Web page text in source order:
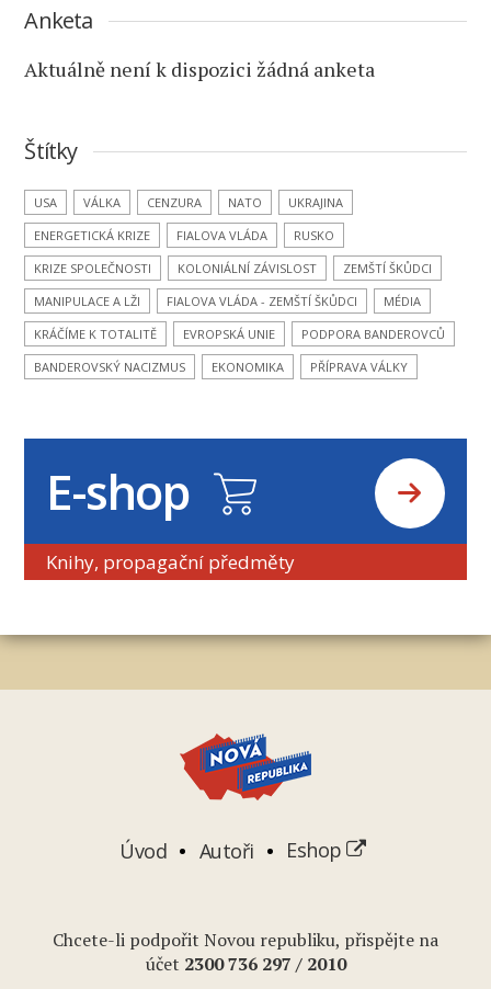
Anketa
Aktuálně není k dispozici žádná anketa
Štítky
USA VÁLKA CENZURA NATO
UKRAJINA
ENERGETICKÁ KRIZE
FIALOVA VLÁDA
RUSKO
KRIZE SPOLEČNOSTI
KOLONIÁLNÍ ZÁVISLOST
ZEMŠTÍ ŠKŮDCI
MANIPULACE A LŽI
FIALOVA VLÁDA - ZEMŠTÍ ŠKŮDCI
MÉDIA
KRÁČÍME K TOTALITĚ
EVROPSKÁ UNIE
PODPORA BANDEROVCŮ
BANDEROVSKÝ NACIZMUS
EKONOMIKA PŘÍPRAVA VÁLKY
E-shop
Knihy, propagační předměty
Úvod Autoři Eshop
Chcete-li podpořit Novou republiku, přispějte na
účet 2300 736 297 / 2010